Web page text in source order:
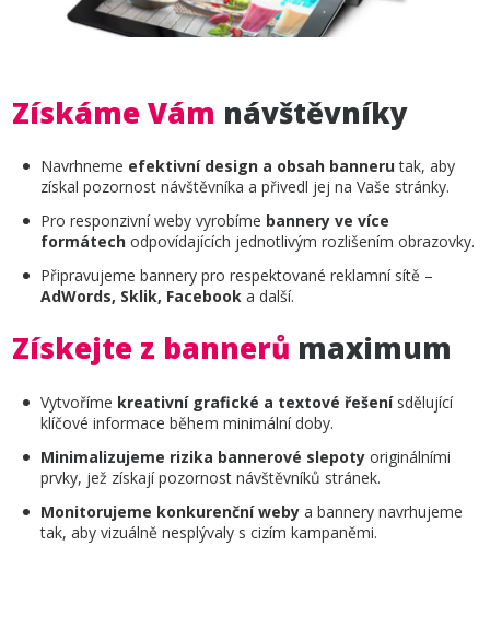
Získáme Vám návštěvníky
Navrhneme efektivní design a obsah bannerutak, aby
získal pozornost návštěvníka a přivedl jej na Vaše stránky.
Pro responzivní weby vyrobíme bannery ve více
formátech odpovídajících jednotlivým rozlišením obrazovky.
Připravujeme bannery pro respektované reklamní sítě –
AdWords, Sklik, Facebook a další.
Získejte z bannerů maximum
Vytvoříme kreativní grafické a textové řešenísdělující
klíčové informace během minimální doby.
Minimalizujeme rizika bannerové slepotyoriginálními
prvky, jež získají pozornost návštěvníků stránek.
Monitorujeme konkurenční weby a bannery navrhujeme
tak, aby vizuálně nesplývaly s cizím kampaněmi.